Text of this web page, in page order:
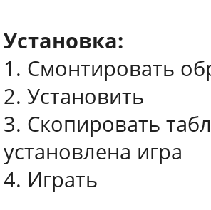
Установка:
1. Смонтировать
2. Установить
3. Скопировать
установлена игра
4. Играть